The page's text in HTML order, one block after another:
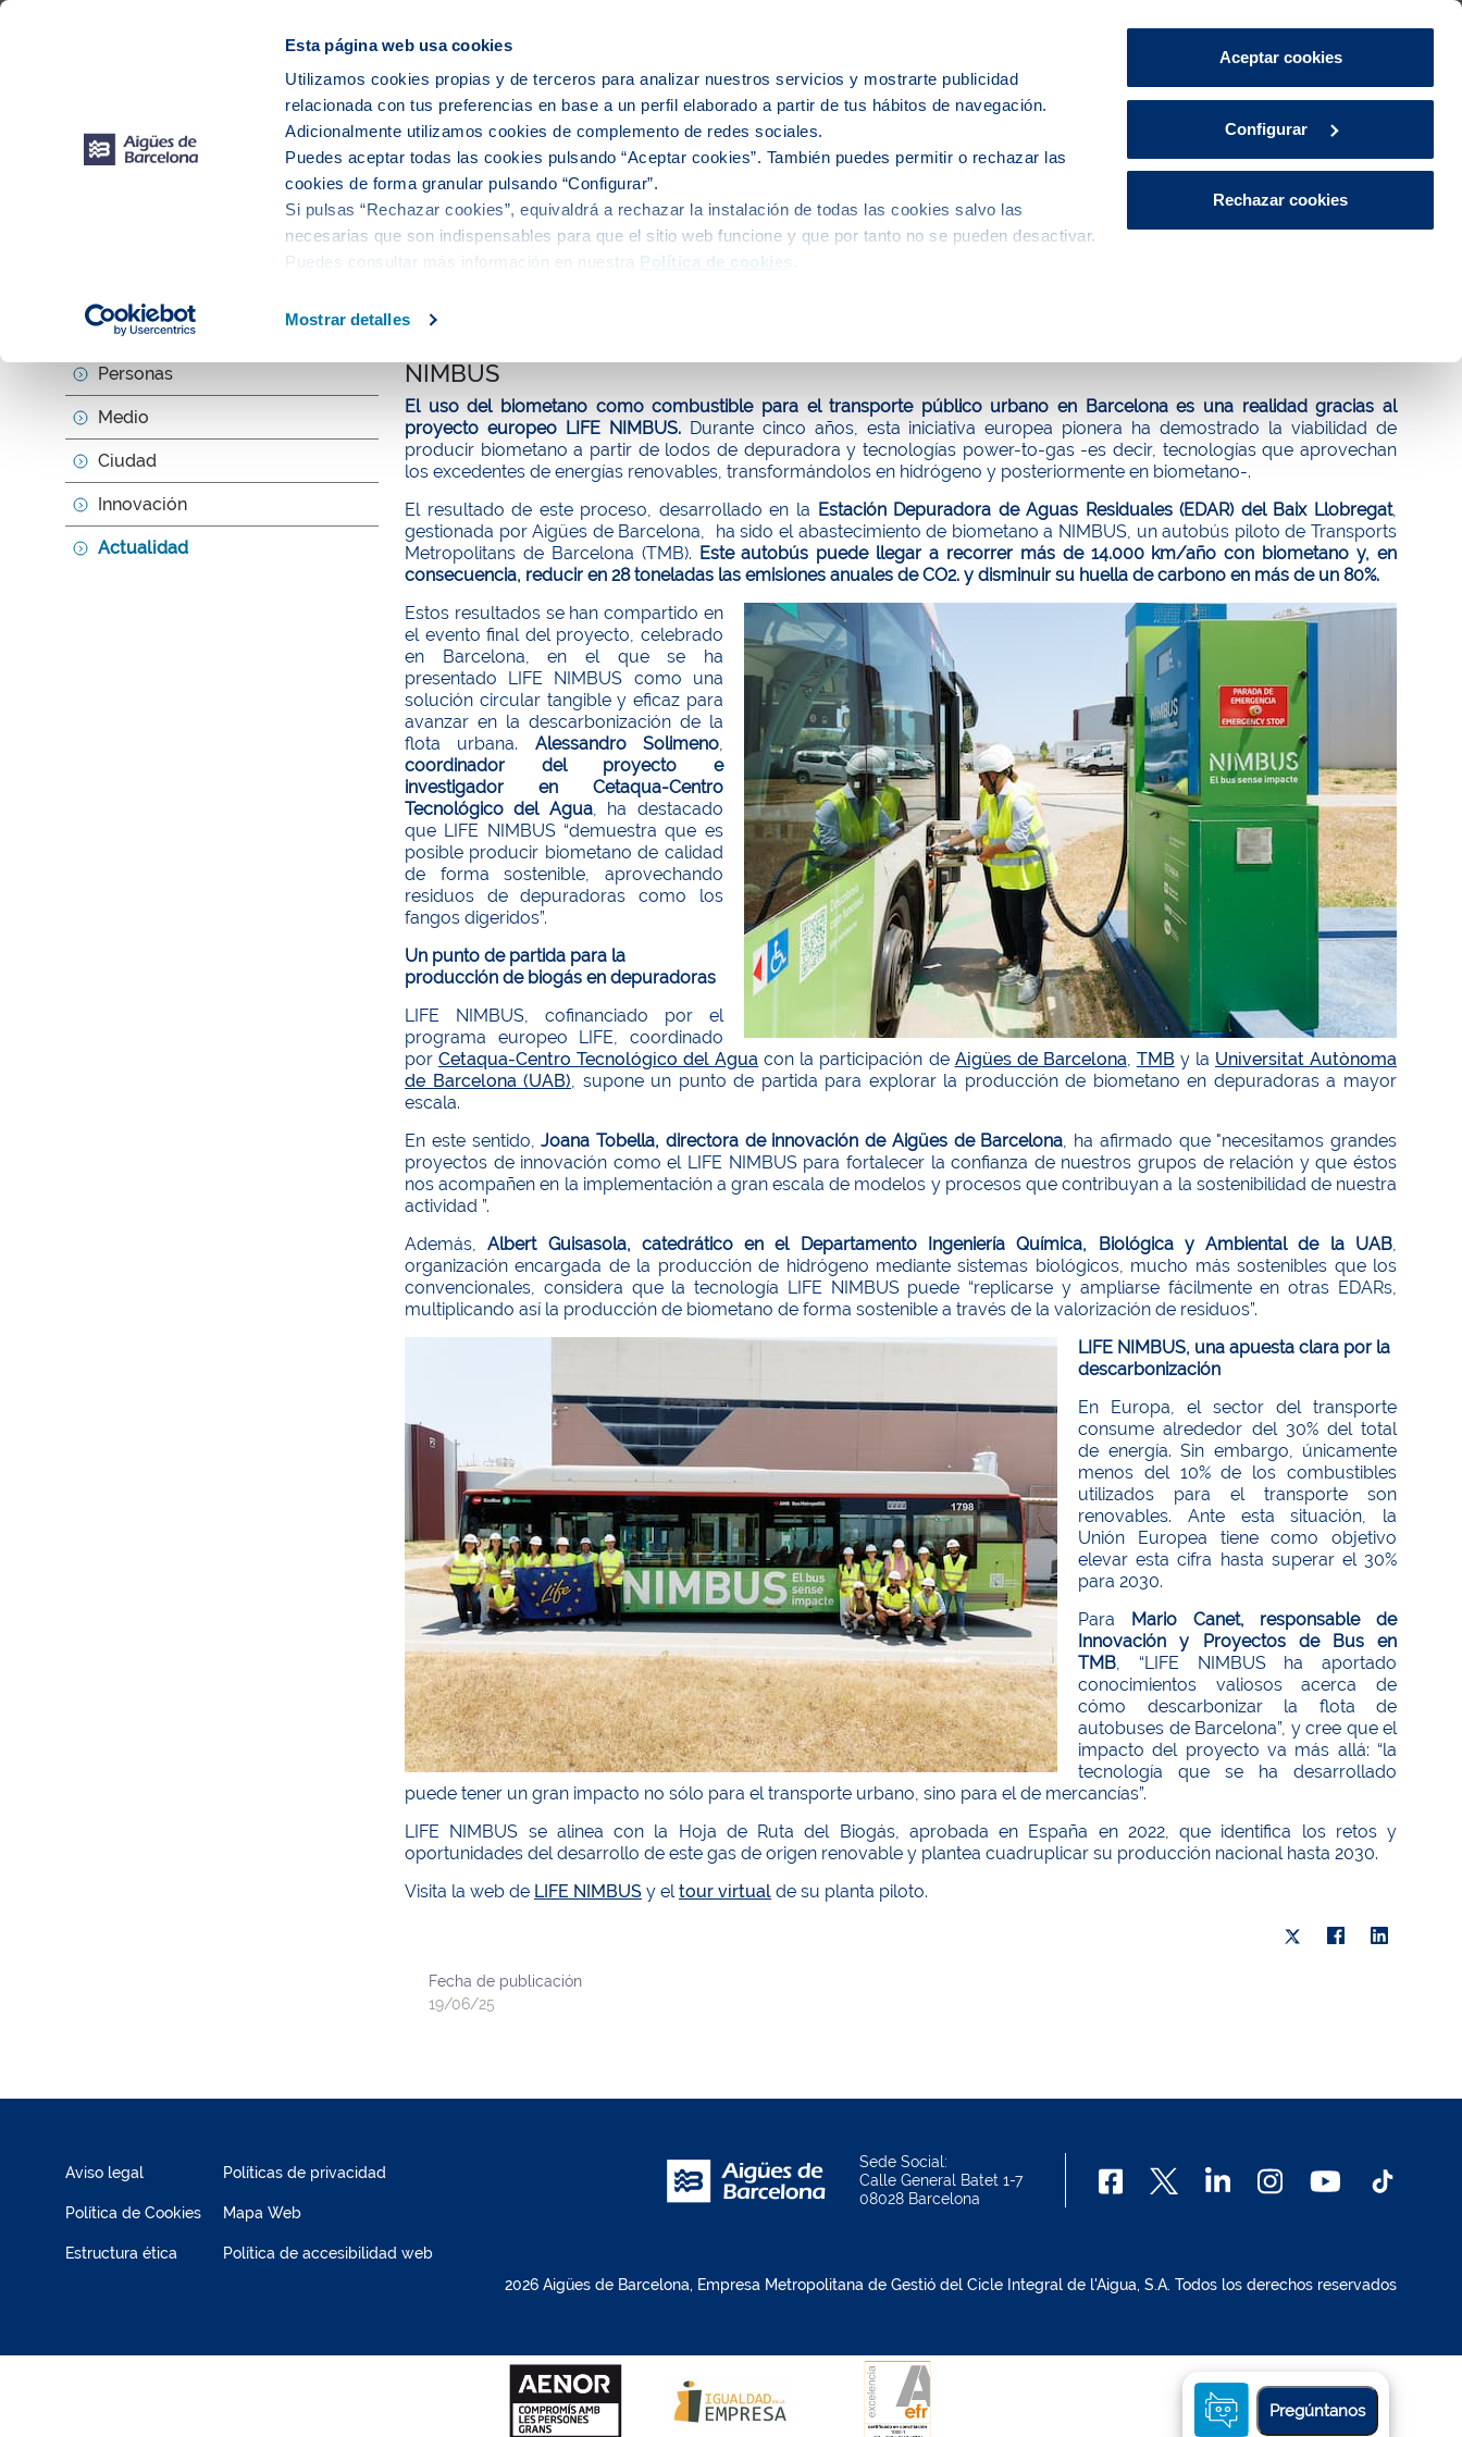
Esta página web usa cookies
Utilizamos cookies propias y de terceros para analizar nuestros servicios y mostrarte publicidad
relacionada con tus preferencias en base a un perfil elaborado a partir de tus hábitos de navegación.
Adicionalmente utilizamos cookies de complemento de redes sociales.
Puedes aceptar todas las cookies pulsando “Aceptar cookies”. También puedes permitir o rechazar las
cookies de forma granular pulsando “Configurar”.
Si pulsas “Rechazar cookies”, equivaldrá a rechazar la instalación de todas las cookies salvo las
necesarias que son indispensables para que el sitio web funcione y que por tanto no se pueden desactivar.
Puedes consultar más información en nuestra Política de cookies
Mostrar detalles
Aceptar cookies
Configurar
Rechazar cookies
CA ES Área de Clientes
Sobre nosotros Personas Ciudad Actualidad
Pregúntanos
Sobre nosotros
Personas
Medio
Ciudad
Innovación
Actualidad
Actualidad
null
NIMBUS
El uso del biometano como combustible para el transporte público urbano en Barcelona es una realidad gracias al
proyecto europeo LIFE NIMBUS.Durante cinco años, esta iniciativa europea pionera ha demostrado la viabilidad de
producir biometano a partir de lodos de depuradora y tecnologías power-to-gas -es decir, tecnologías que aprovechan
los excedentes de energías renovables, transformándolos en hidrógeno y posteriormente en biometano-.
El resultado de este proceso, desarrollado en la Estación Depuradora de Aguas Residuales (EDAR) del Baix Llobregat,
gestionada por Aigües de Barcelona, ha sido el abastecimiento de biometano a NIMBUS, un autobús piloto de Transports
Metropolitans de Barcelona (TMB). Este autobús puede llegar a recorrer más de 14.000 km/año con biometano y, en
consecuencia, reducir en 28 toneladas las emisiones anuales de CO2. y disminuir su huella de carbono en más de un 80%.
Estos resultados se han compartido en
el evento final del proyecto, celebrado
en Barcelona, en el que se ha
presentado LIFE NIMBUS como una
solución circular tangible y eficaz para
avanzar en la descarbonización de la
flota urbana. Alessandro Solimeno,
coordinador del proyecto e
investigador en Cetaqua-Centro
Tecnológico del Agua, ha destacado
que LIFE NIMBUS “demuestra que es
posible producir biometano de calidad
de forma sostenible, aprovechando
residuos de depuradoras como los
fangos digeridos”.
Un punto de partida para la
producción de biogás en depuradoras
LIFE NIMBUS, cofinanciado por el
programa europeo LIFE, coordinado
porCetaqua-Centro Tecnológico del Agua con la participación de Aigües de Barcelona, TMB y la Universitat Autònoma
de Barcelona (UAB), supone un punto de partida para explorar la producción de biometano en depuradoras a mayor
escala.
En este sentido,Joana Tobella, directora de innovación de Aigües de Barcelona, ha afirmado que "necesitamos grandes
proyectos de innovación como el LIFE NIMBUS para fortalecer la confianza de nuestros grupos de relación y que éstos
nos acompañen en la implementación a gran escala de modelos y procesos que contribuyan a la sostenibilidad de nuestra
actividad ”.
Además,Albert Guisasola, catedrático en el Departamento Ingeniería Química, Biológica y Ambiental de la UAB,
organización encargada de la producción de hidrógeno mediante sistemas biológicos, mucho más sostenibles que los
convencionales, considera que la tecnología LIFE NIMBUS puede “replicarse y ampliarse fácilmente en otras EDARs,
multiplicando así la producción de biometano de forma sostenible a través de la valorización de residuos”.
LIFE NIMBUS, una apuesta clara por la
descarbonización
En Europa, el sector del transporte
consume alrededor del 30% del total
de energía. Sin embargo, únicamente
menos del 10% de los combustibles
utilizados para el transporte son
renovables. Ante esta situación, la
Unión Europea tiene como objetivo
elevar esta cifra hasta superar el 30%
para 2030.
Para Mario Canet, responsable de
Innovación y Proyectos de Bus en
TMB, “LIFE NIMBUS ha aportado
conocimientos valiosos acerca de
cómo descarbonizar la flota de
autobuses de Barcelona”, y cree que el
impacto del proyecto va más allá: “la
tecnología que se ha desarrollado
puede tener un gran impacto no sólo para el transporte urbano, sino para el de mercancías”.
LIFE NIMBUS se alinea con la Hoja de Ruta del Biogás, aprobada en España en 2022, que identifica los retos y
oportunidades del desarrollo de este gas de origen renovable y plantea cuadruplicar su producción nacional hasta 2030.
Visita la web de LIFE NIMBUS y eltour virtual de su planta piloto.
Fecha de publicación
19/06/25
Aviso legal
Política de Cookies
Estructura ética
Políticas de privacidad
Mapa Web
Política de accesibilidad web
Sede Social:
Calle General Batet 1-7
08028 Barcelona
2026 Aigües de Barcelona, Empresa Metropolitana de Gestió del Cicle Integral de l'Aigua, S.A. Todos los derechos reservados